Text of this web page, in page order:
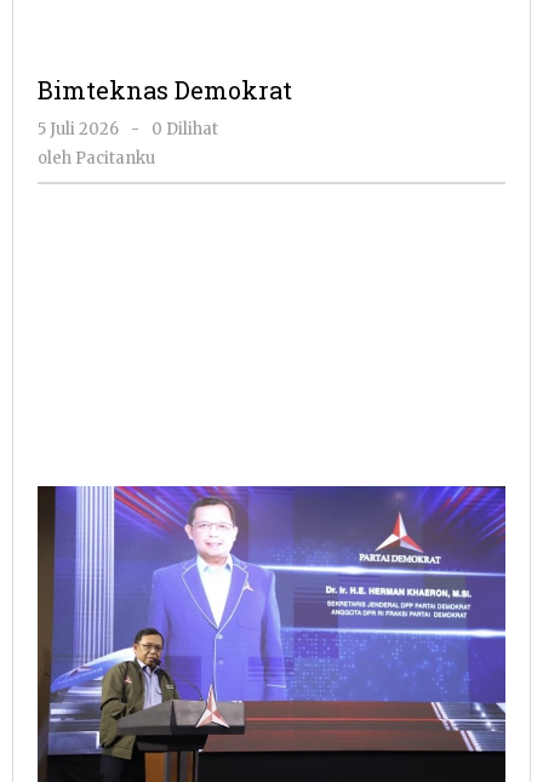
Bimteknas Demokrat
5 Juli 2026
oleh
Pacitanku
-
0 Dilihat
oleh Pacitanku